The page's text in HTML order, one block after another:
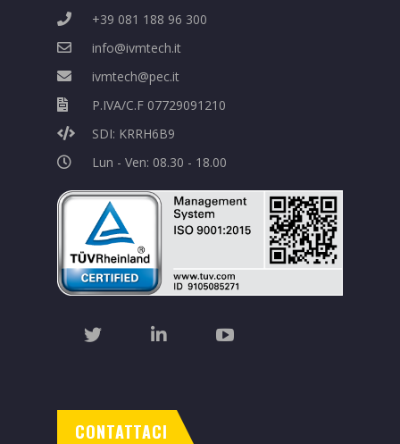
+39 081 188 96 300
info@ivmtech.it
ivmtech@pec.it
P.IVA/C.F 07729091210
SDI: KRRH6B9
Lun - Ven: 08.30 - 18.00
CONTATTACI